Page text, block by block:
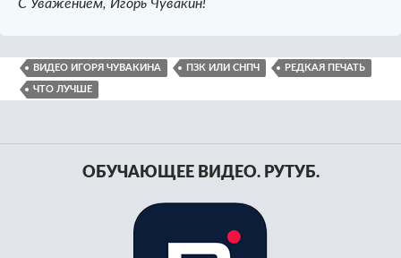
С Уважением, Игорь Чувакин!
ВИДЕО ИГОРЯ ЧУВАКИНА ПЗК ИЛИ СНПЧ РЕДКАЯ ПЕЧАТЬ
ЧТО ЛУЧШЕ
ОБУЧАЮЩЕЕ ВИДЕО. РУТУБ.